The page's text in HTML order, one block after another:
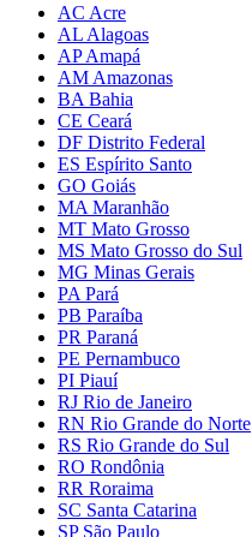
AC Acre
AL Alagoas
AP Amapá
AM Amazonas
BA Bahia
CE Ceará
DF Distrito Federal
ES Espírito Santo
GO Goiás
MA Maranhão
MT Mato Grosso
MS Mato Grosso do Sul
MG Minas Gerais
PA Pará
PB Paraíba
PR Paraná
PE Pernambuco
PI Piauí
RJ Rio de Janeiro
RN Rio Grande do Norte
RS Rio Grande do Sul
RO Rondônia
RR Roraima
SC Santa Catarina
SP São Paulo